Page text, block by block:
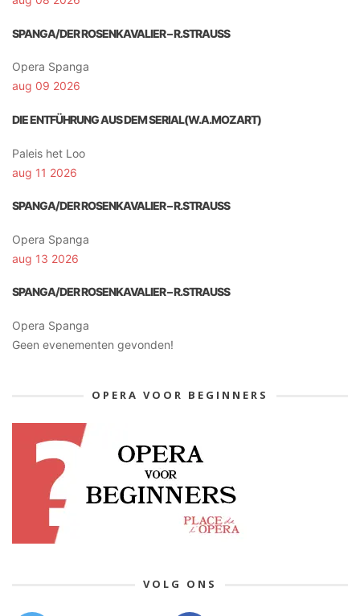
SPANGA/DER ROSENKAVALIER – R.STRAUSS
Opera Spanga
aug 09 2026
DIE ENTFÜHRUNG AUS DEM SERIAL(W.A.MOZART)
Paleis het Loo
aug 11 2026
SPANGA/DER ROSENKAVALIER – R.STRAUSS
Opera Spanga
aug 13 2026
SPANGA/DER ROSENKAVALIER – R.STRAUSS
Opera Spanga
Geen evenementen gevonden!
OPERA VOOR BEGINNERS
VOLG ONS